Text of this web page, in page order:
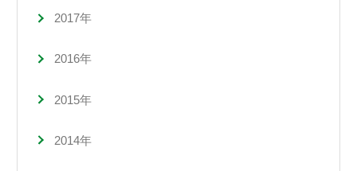
2017年
2016年
2015年
2014年